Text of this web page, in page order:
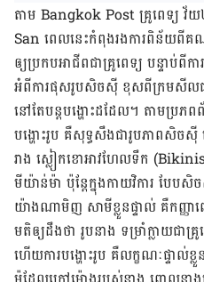
តាម​ Bangkok Post ​គ្រូ​ពេទ្យ​​ វ័
San ពេល​នេះ​កំពុង​រង​ការ​ពិន័យ​ពីគ
ឲ្យ​ប្រកប​អាជីព​ជា​គ្រូ​ពេទ្យ បន្ទាប់​ពី​
អំ​ពី​ការ​ផុស​រូប​សិច​ស៊ី ខុស​ពី​ក្រម​សីលធម៌
នៅ​តែ​បន្ត​បង្ហោះ​ដដែល។ តាម​ប្រភ
បង្ហោះ​រូប គឺ​សុទ្ធ​សឹងជា​រូប​ភាព​សិច​ស៊ី
រាង​ ស្លៀក​ខោ​អាវ​​​ហែល​ទឹក
មីយ៉ាន់​ម៉ា ប៉ុន្តែ​ក្នុង​កាយ​វិការ បែប​សិ
យ៉ាង​ណា​មិញ សាមី​ខ្លួន​​ផ្ទាល់ គឺ​កញ្ញ
មតិ​​ឲ្យ​ដឹង​ថា រូប​នាង ​ទម្រាំ​ក្លាយ​ជា​គ្
ហើយ​ការ​បង្ហោះ​រូប​ គឺ​លក្ខណៈ​ផ្ទាល់​ខ្